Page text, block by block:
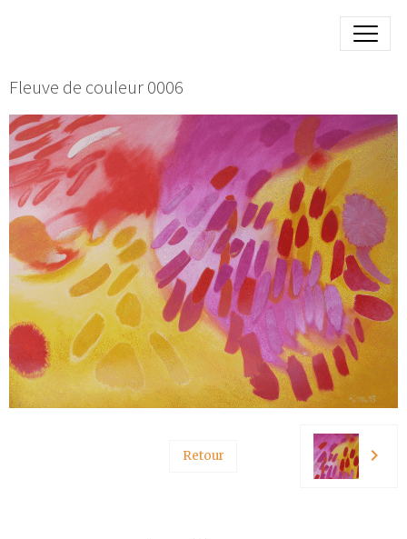
Fleuve de couleur 0006
Retour